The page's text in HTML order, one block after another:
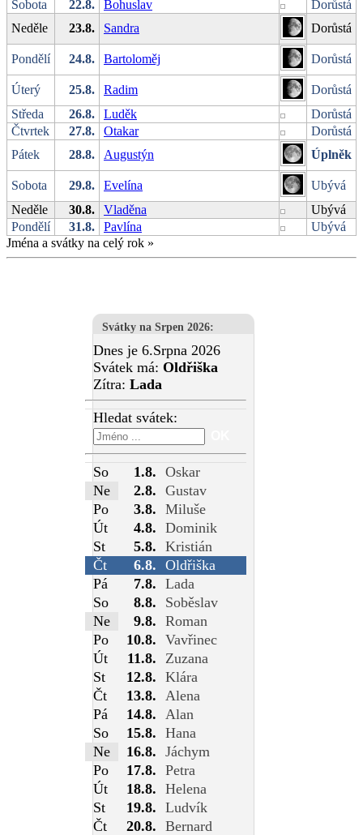
Sobota 22.8. Bohuslav
Dorůstá
Neděle
23.8. Sandra Dorůstá
Pondělí 24.8. Bartoloměj Dorůstá
Úterý 25.8. Radim
Dorůstá
Středa
26.8. Luděk
Dorůstá
Čtvrtek
27.8. Otakar
Dorůstá
Pátek
28.8. Augustýn Úplněk
Sobota 29.8. Evelína
Ubývá
Neděle
30.8. Vladěna
Ubývá
Pondělí
31.8. Pavlína
Ubývá
Jména a svátky na celý rok »
Svátky na Srpen 2026:
Dnes je 6.Srpna 2026
Svátek má: Oldřiška
Zítra: Lada
Hledat svátek:
So 1.8. Oskar
Ne
2.8. Gustav
Po
3.8. Miluše
Út
4.8. Dominik
St
5.8. Kristián
Čt
6.8. Oldřiška
Pá
7.8. Lada
So
8.8.
Soběslav
Ne
9.8. Roman
Po
10.8. Vavřinec
Út
11.8.
Zuzana
St
12.8. Klára
Čt
13.8.
Alena
Pá
14.8.
Alan
So
15.8. Hana
Ne
16.8. Jáchym
Po
17.8. Petra
Út
18.8. Helena
St
19.8. Ludvík
Čt
20.8. Bernard